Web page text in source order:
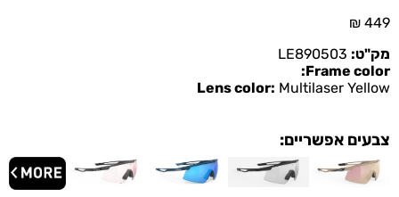
₪ 449
מק"ט:
Frame color:
Lens color: Multilaser Yellow
צבעים אפשריים: